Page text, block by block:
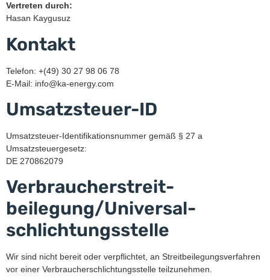
Vertreten durch:
Hasan Kaygusuz
Kontakt
Telefon: +(49) 30 27 98 06 78
E-Mail: info@ka-energy.com
Umsatzsteuer-ID
Umsatzsteuer-Identifikationsnummer gemäß § 27 a
Umsatzsteuergesetz:
DE 270862079
Verbraucher­streit­
beilegung/Universal­
schlichtungs­stelle
Wir sind nicht bereit oder verpflichtet, an Streitbeilegungsverfahren
vor einer Verbraucherschlichtungsstelle teilzunehmen.